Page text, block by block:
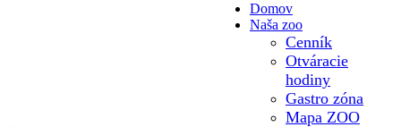
Domov
Naša zoo
Cenník
Otváracie
hodiny
Gastro zóna
Mapa ZOO